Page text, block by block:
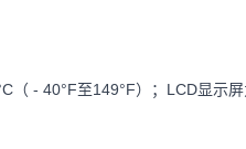
- 40°F至149°F）；LCD显示屏